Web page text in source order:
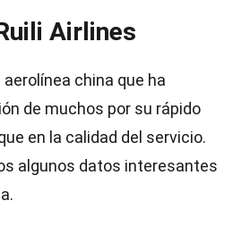
Airlines
china que ha
de muchos por su rápido
en la calidad del servicio.
algunos datos interesantes